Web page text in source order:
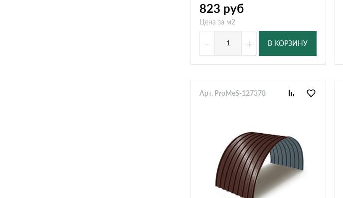
823 руб
Цена за м2
- + В КОРЗИНУ
Арт. ProMeS-127378